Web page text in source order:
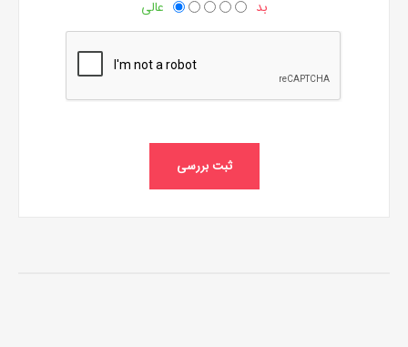
بد عالی
ثبت بررسی